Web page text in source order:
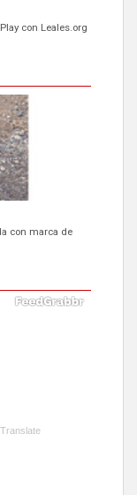
con Leales.org
con marca de
de la zona los
Translate